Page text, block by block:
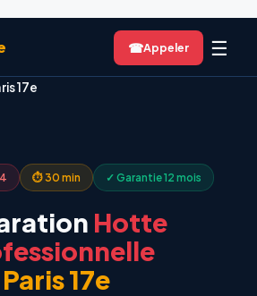
☎ ☰
17e
⏱ 30 min ✓ Garantie 12 mois
Hotte
Paris 17e